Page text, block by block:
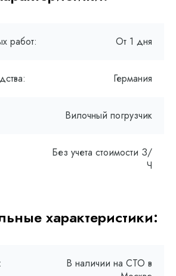
работ: От 1 дня
Германия
Вилочный погрузчик
Без учета стоимости З/
Ч
характеристики:
В наличии на СТО в